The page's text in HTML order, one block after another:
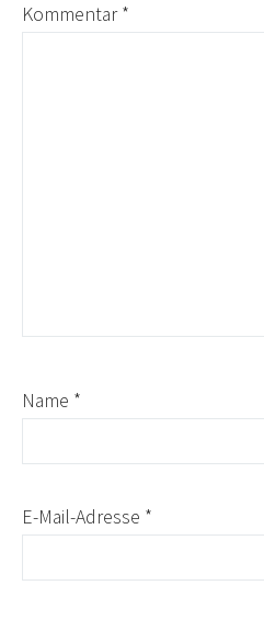
Kommentar*
Name *
E-Mail-Adresse *